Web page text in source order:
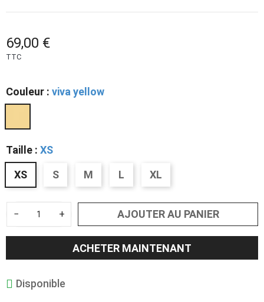
69,00 €
TTC
Couleur : viva yellow
Taille : XS
XS
S M L XL
− + AJOUTER AU PANIER
ACHETER MAINTENANT
Disponible